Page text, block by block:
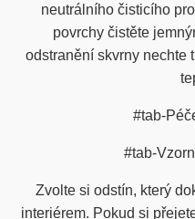
neutrálního čisticího
povrchy čistěte
odstranění skvrny nechte
#tab-
#tab-
Zvolte si odstín, který
interiérem. Pokud si